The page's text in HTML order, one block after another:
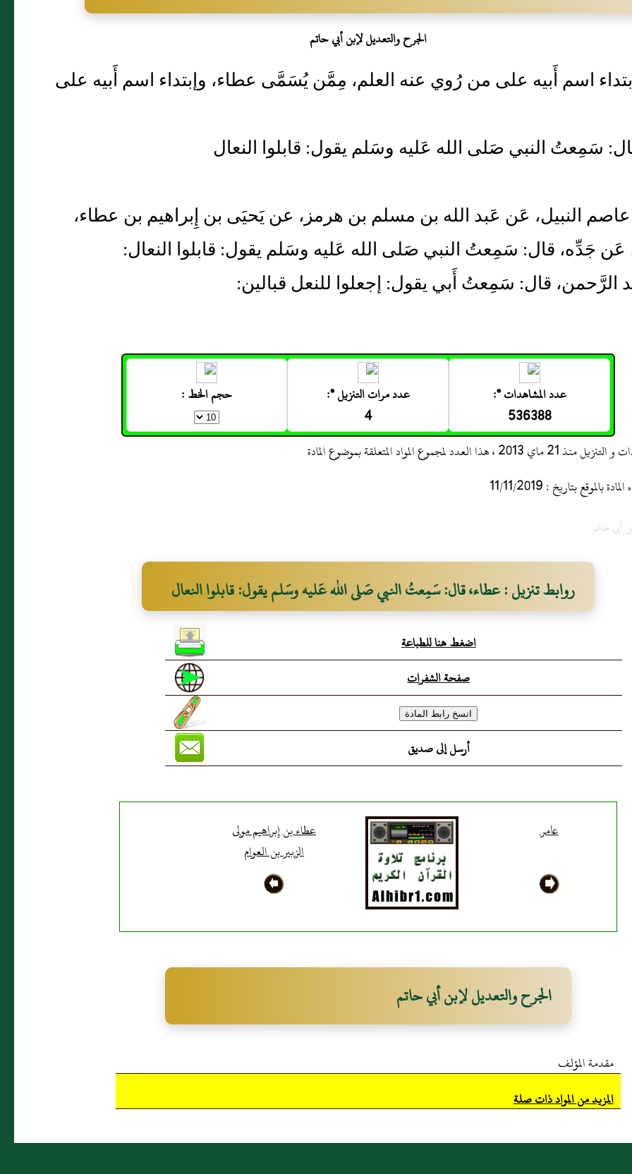
الجرح والتعديل لإبن أبي حاتم
اسم أَبيه على من رُوي عنه العلم، مِمَّن يُسَمَّى عطاء، وإبتداء اسم أَبيه على
سَمِعتُ النبي صَلى الله عَليه وسَلم يقول: قابلوا النعال
النبيل، عَن عَبد الله بن مسلم بن هرمز، عن يَحيَى بن إِبراهيم بن عطاء،
عَن جَدِّه، قال: سَمِعتُ النبي صَلى الله عَليه وسَلم يقول: قابلوا النعال:
الرَّحمن، قال: سَمِعتُ أَبي يقول: إجعلوا للنعل قبالين:
عدد المشاهدات *:
536388
عدد مرات التنزيل *:
4
حجم الخط :
العدد لمجموع المواد المتعلقة بموضوع المادة
بتاريخ : 11/11/2019
أبي حاتم
روابط تنزيل : عطاء، قال: سَمِعتُ النبي صَلى الله عَليه وسَلم يقول: قابلوا النعال
اضغط هنا للطباعة
صفحة الشفرات
أرسل إلى صديق
عامر
عطاء بن إِبراهيم مولى
الزبير بن العوام
الجرح والتعديل لإبن أبي حاتم
مقدمة المؤلف
المزيد من المواد ذات صلة